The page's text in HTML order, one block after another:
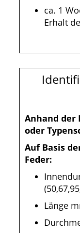
ca. 1
Erhalt
Anhand der
oder
Auf Basis
Feder:
Länge